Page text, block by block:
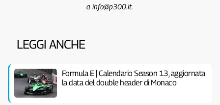
a info@p300.it.
LEGGI ANCHE
Formula E | Calendario Season 13, aggiornata
la data del double header di Monaco